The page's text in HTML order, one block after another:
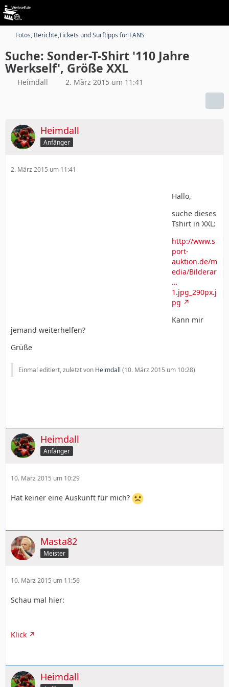
Fotos, Berichte,Tickets und Surftipps für FANS
Suche: Sonder-T-Shirt '110 Jahre
Werkself', Größe XXL
Heimdall 2. März 2015 um 11:41
Heimdall
Anfänger
2. März 2015 um 11:41
Hallo,
suche dieses
Tshirt in XXL:
http://www.s
port-
auktion.de/m
edia/Bilderar
…
1.jpg_290px.j
pg
Kann mir
jemand weiterhelfen?
Grüße
Einmal editiert, zuletzt von Heimdall (10. März 2015 um 10:28)
Heimdall
Anfänger
10. März 2015 um 10:29
Hat keiner eine Auskunft für mich?
Masta82
Meister
10. März 2015 um 11:56
Schau mal hier:
Klick
Heimdall